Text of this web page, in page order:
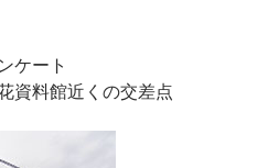
ケート
資料館近くの交差点